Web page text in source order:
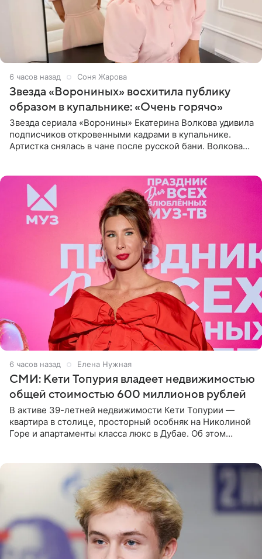
6 часов назад Соня Жарова
Звезда «Ворониных» восхитила публику
образом в купальнике: «Очень горячо»
Звезда сериала «Воронины» Екатерина Волкова удивила
подписчиков откровенными кадрами в купальнике.
Артистка снялась в чане после русской бани. Волкова
6 часов назад Елена Нужная
СМИ: Кети Топурия владеет недвижимостью
общей стоимостью 600 миллионов рублей
В активе 39-летней недвижимости Кети Топурии —
квартира в столице, просторный особняк на Николиной
Горе и апартаменты класса люкс в Дубае. Об этом